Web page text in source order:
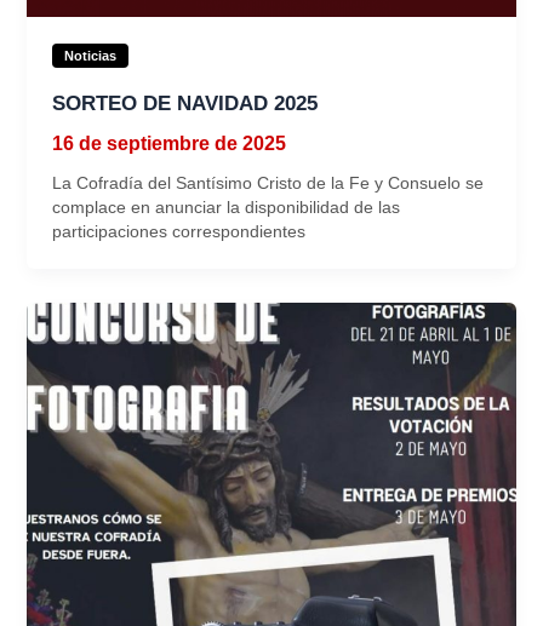
Noticias
SORTEO DE NAVIDAD 2025
16 de septiembre de 2025
La Cofradía del Santísimo Cristo de la Fe y Consuelo se
complace en anunciar la disponibilidad de las
participaciones correspondientes